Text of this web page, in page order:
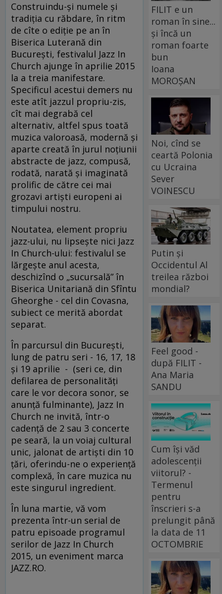
Construindu-şi numele şi
tradiţia cu răbdare, în ritm
de cîte o ediţie pe an în
Biserica Luterană din
Bucureşti, festivalul Jazz In
Church ajunge în aprilie 2015
la a treia manifestare.
Specificul acestui demers nu
este atît jazzul propriu-zis,
cît mai degrabă cel
alternativ, altfel spus toată
muzica valoroasă, modernă şi
aparte creată în jurul noţiunii
abstracte de jazz, compusă,
rodată, narată şi imaginată
prolific de către cei mai
grozavi artişti europeni ai
timpului nostru.
Noutatea, element propriu
jazz-ului, nu lipseşte nici Jazz
In Church-ului: festivalul se
lărgeşte anul acesta,
deschizînd o „sucursală” în
Biserica Unitariană din Sfîntu
Gheorghe - cel din Covasna,
subiect ce merită abordat
separat.
În parcursul din Bucureşti,
lung de patru seri - 16, 17, 18
şi 19 aprilie - (seri ce, din
defilarea de personalităţi
care le vor decora sonor, se
anunţă fulminante), Jazz In
Church ne invită, într-o
cadenţă de 2 sau 3 concerte
pe seară, la un voiaj cultural
unic, jalonat de artişti din 10
ţări, oferindu-ne o experienţă
complexă, în care muzica nu
este singurul ingredient.
În luna martie, vă vom
prezenta într-un serial de
patru episoade programul
serilor de Jazz In Church
2015, un eveniment marca
JAZZ.RO.
FILIT e un
roman în sine...
și încă un
roman foarte
bun
Ioana
MOROȘAN
Noi, cînd se
ceartă Polonia
cu Ucraina
Sever
VOINESCU
Putin și
Occidentul Al
treilea război
mondial?
Feel good -
după FILIT -
Ana Maria
SANDU
Cum își văd
adolescenții
viitorul? -
Termenul
pentru
înscrieri s-a
prelungit până
la data de 11
OCTOMBRIE